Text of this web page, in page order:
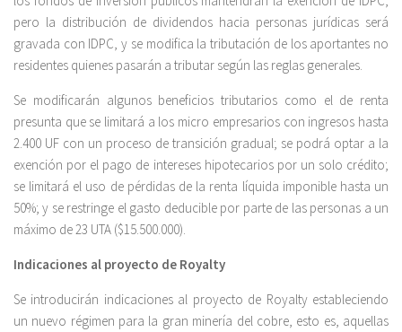
pero la distribución de dividendos hacia personas jurídicas será
gravada con IDPC, y se modifica la tributación de los aportantes no
residentes quienes pasarán a tributar según las reglas generales.
Se modificarán algunos beneficios tributarios como el de renta
presunta que se limitará a los micro empresarios con ingresos hasta
2.400 UF con un proceso de transición gradual; se podrá optar a la
exención por el pago de intereses hipotecarios por un solo crédito;
se limitará el uso de pérdidas de la renta líquida imponible hasta un
50%; y se restringe el gasto deducible por parte de las personas a un
máximo de 23 UTA ($15.500.000).
Indicaciones al proyecto de Royalty
Se introducirán indicaciones al proyecto de Royalty estableciendo
un nuevo régimen para la gran minería del cobre, esto es, aquellas